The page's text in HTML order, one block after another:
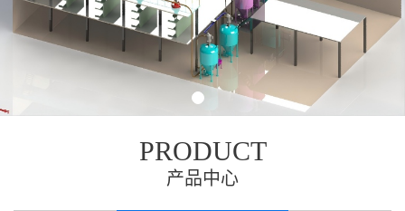
PRODUCT
产品中心